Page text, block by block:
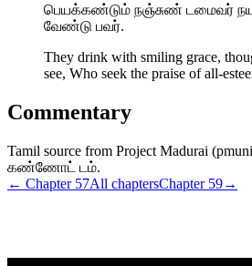
பெயக்கண்டும் நஞ்சுண் டமைவர்
வேண்டு பவர்.
They drink with smiling grace,
see, Who seek the praise of all-
Commentary
Tamil source from Project Madurai
கண்ணோட் டம்.
← Chapter 57All chaptersChapter 59→